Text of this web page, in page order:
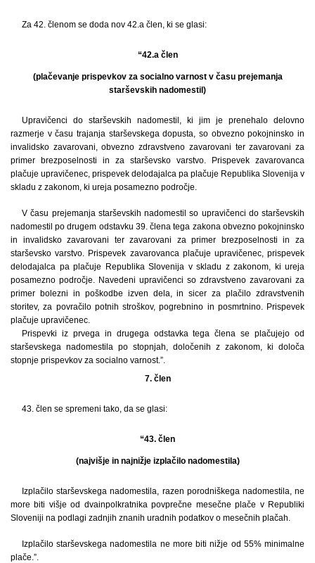
Za 42. členom se doda nov 42.a člen, ki se glasi:
“42.a člen
(plačevanje prispevkov za socialno varnost v času prejemanja
starševskih nadomestil)
Upravičenci do starševskih nadomestil, ki jim je prenehalo delovno
razmerje v času trajanja starševskega dopusta, so obvezno pokojninsko in
invalidsko zavarovani, obvezno zdravstveno zavarovani ter zavarovani za
primer brezposelnosti in za starševsko varstvo. Prispevek zavarovanca
plačuje upravičenec, prispevek delodajalca pa plačuje Republika Slovenija v
skladu z zakonom, ki ureja posamezno področje.
V času prejemanja starševskih nadomestil so upravičenci do starševskih
nadomestil po drugem odstavku 39. člena tega zakona obvezno pokojninsko
in invalidsko zavarovani ter zavarovani za primer brezposelnosti in za
starševsko varstvo. Prispevek zavarovanca plačuje upravičenec, prispevek
delodajalca pa plačuje Republika Slovenija v skladu z zakonom, ki ureja
posamezno področje. Navedeni upravičenci so zdravstveno zavarovani za
primer bolezni in poškodbe izven dela, in sicer za plačilo zdravstvenih
storitev, za povračilo potnih stroškov, pogrebnino in posmrtnino. Prispevek
plačuje upravičenec.
Prispevki iz prvega in drugega odstavka tega člena se plačujejo od
starševskega nadomestila po stopnjah, določenih z zakonom, ki določa
stopnje prispevkov za socialno varnost.”.
7. člen
43. člen se spremeni tako, da se glasi:
“43. člen
(najvišje in najnižje izplačilo nadomestila)
Izplačilo starševskega nadomestila, razen porodniškega nadomestila, ne
more biti višje od dvainpolkratnika povprečne mesečne plače v Republiki
Sloveniji na podlagi zadnjih znanih uradnih podatkov o mesečnih plačah.
Izplačilo starševskega nadomestila ne more biti nižje od 55% minimalne
plače.”.